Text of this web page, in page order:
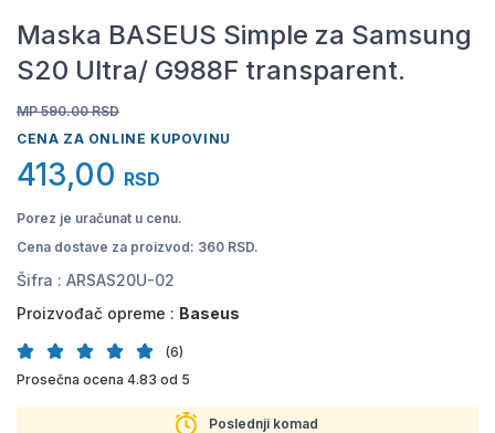
Maska BASEUS Simple za Samsung
S20 Ultra/ G988F transparent.
MP 590.00 RSD
CENA ZA ONLINE KUPOVINU
413,00 RSD
Porez je uračunat u cenu.
Cena dostave za proizvod: 360 RSD.
Šifra : ARSAS20U-02
Proizvođač opreme : Baseus
(6)
Prosečna ocena 4.83 od 5
Poslednji komad